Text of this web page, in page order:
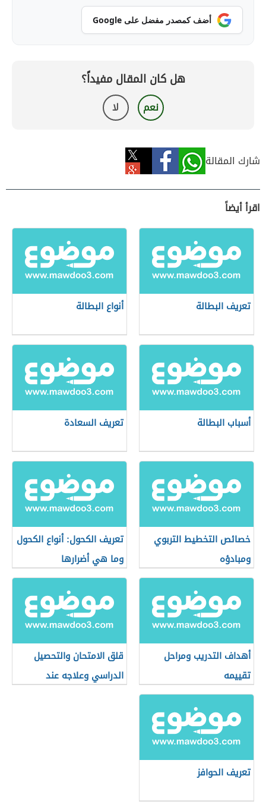
أضف كمصدر مفضل على Google
هل كان المقال مفيداً؟
نعم لا
شارك المقالة
اقرأ أيضاً
تعريف البطالة أنواع البطالة
أسباب البطالة تعريف السعادة
خصائص التخطيط التربوي
ومبادؤه
تعريف الكحول: أنواع الكحول
وما هي أضرارها
أهداف التدريب ومراحل
تقييمه
قلق الامتحان والتحصيل
الدراسي وعلاجه عند
تعريف الحوافز